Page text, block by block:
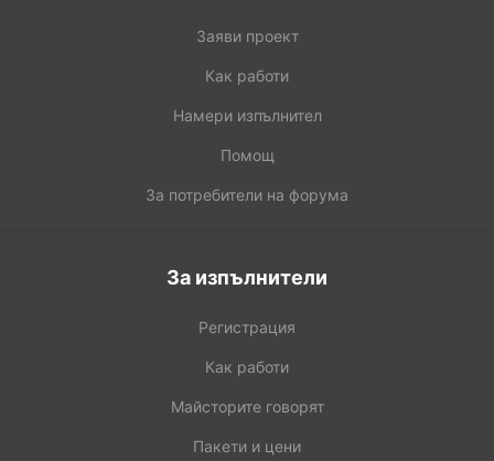
Заяви проект
Как работи
Намери изпълнител
Помощ
За потребители на форума
За изпълнители
Регистрация
Как работи
Майсторите говорят
Пакети и цени